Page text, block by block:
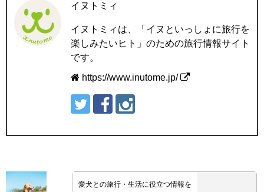
イヌトミィ
イヌトミィは、「イヌといっしょに旅行を
楽しみたいヒト」のための旅行情報サイト
です。
https://www.inutome.jp/
愛犬との旅行・生活に役立つ情報を